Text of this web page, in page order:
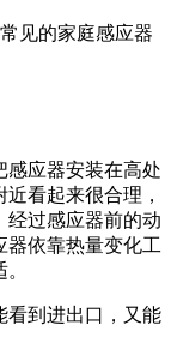
见的家庭感应器
感应器安装在高处
看起来很合理，
经过感应器前的动
器依靠热量变化工
看到进出口，又能